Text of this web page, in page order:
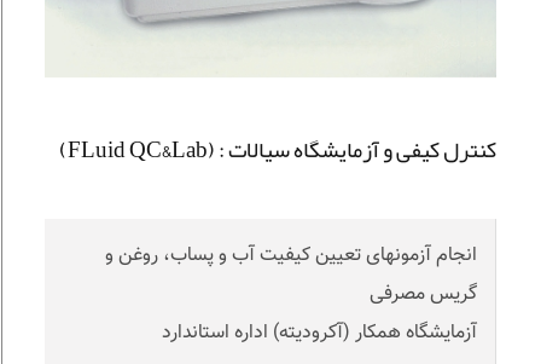
کنترل کیفی و آزمایشگاه سیالات : (FLuid QC&Lab)
انجام آزمونهای تعیین کیفیت آب و پساب، روغن و
گریس مصرفی
آزمایشگاه همکار (آکرودیته) اداره استاندارد